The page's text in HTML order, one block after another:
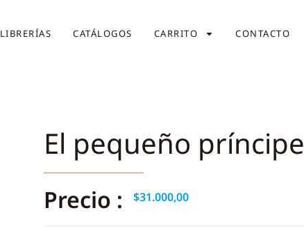
LIBRERÍAS CATÁLOGOS CARRITO CONTACTO
El pequeño príncipe
Precio : $31.000,00